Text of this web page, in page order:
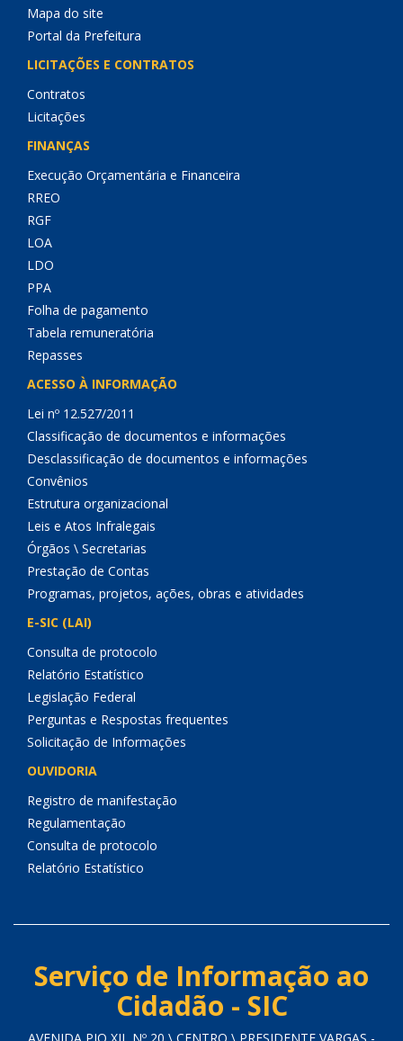
Mapa do site
Portal da Prefeitura
LICITAÇÕES E CONTRATOS
Contratos
Licitações
FINANÇAS
Execução Orçamentária e Financeira
RREO
RGF
LOA
LDO
PPA
Folha de pagamento
Tabela remuneratória
Repasses
ACESSO À INFORMAÇÃO
Lei nº 12.527/2011
Classificação de documentos e informações
Desclassificação de documentos e informações
Convênios
Estrutura organizacional
Leis e Atos Infralegais
Órgãos \ Secretarias
Prestação de Contas
Programas, projetos, ações, obras e atividades
E-SIC (LAI)
Consulta de protocolo
Relatório Estatístico
Legislação Federal
Perguntas e Respostas frequentes
Solicitação de Informações
OUVIDORIA
Registro de manifestação
Regulamentação
Consulta de protocolo
Relatório Estatístico
Serviço de Informação ao
Cidadão - SIC